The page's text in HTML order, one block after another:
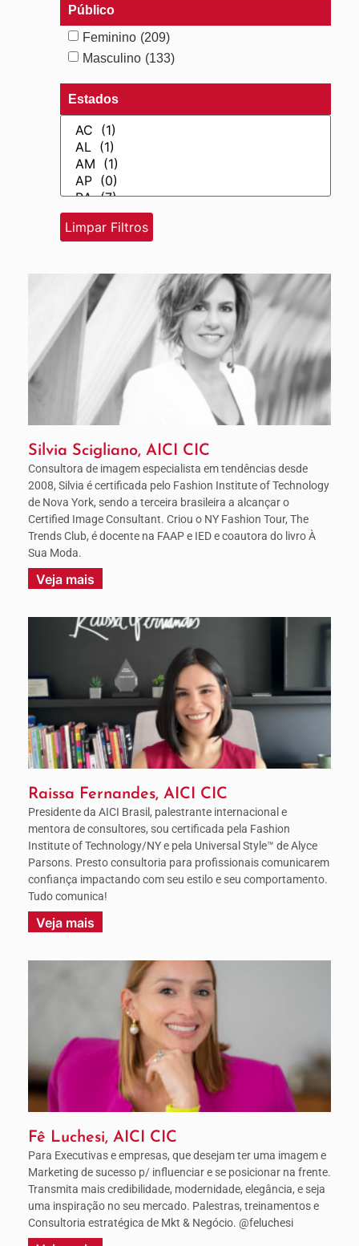
Público
Feminino (209)
Masculino (133)
Estados
Silvia Scigliano, AICI CIC
Consultora de imagem especialista em tendências desde
2008, Silvia é certificada pelo Fashion Institute of Technology
de Nova York, sendo a terceira brasileira a alcançar o
Certified Image Consultant. Criou o NY Fashion Tour, The
Trends Club, é docente na FAAP e IED e coautora do livro À
Sua Moda.
Veja mais
Raissa Fernandes, AICI CIC
Presidente da AICI Brasil, palestrante internacional e
mentora de consultores, sou certificada pela Fashion
Institute of Technology/NY e pela Universal Style™ de Alyce
Parsons. Presto consultoria para profissionais comunicarem
confiança impactando com seu estilo e seu comportamento.
Tudo comunica!
Veja mais
Fê Luchesi, AICI CIC
Para Executivas e empresas, que desejam ter uma imagem e
Marketing de sucesso p/ influenciar e se posicionar na frente.
Transmita mais credibilidade, modernidade, elegância, e seja
uma inspiração no seu mercado. Palestras, treinamentos e
Consultoria estratégica de Mkt & Negócio. @feluchesi